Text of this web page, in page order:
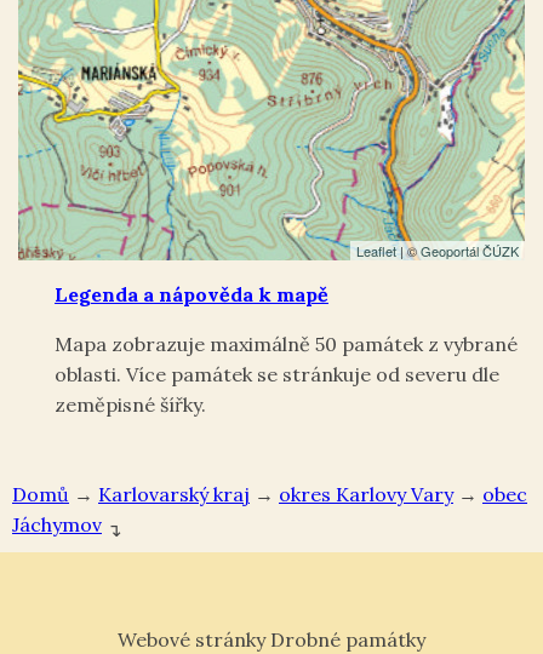
Domů → Karlovarský kraj → okres Karlovy Vary→
Jáchymov ↴
Leaflet| ©Geoportál ČÚZK
Legenda a nápověda k mapě
Mapa zobrazuje maximálně 50 památek z vybrané
oblasti. Více památek se stránkuje od severu dle
zeměpisné šířky.
Webové stránky Drobné památky